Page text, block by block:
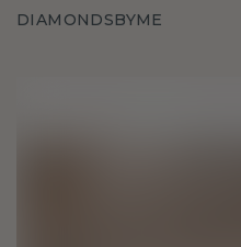
DIAMONDSBYME